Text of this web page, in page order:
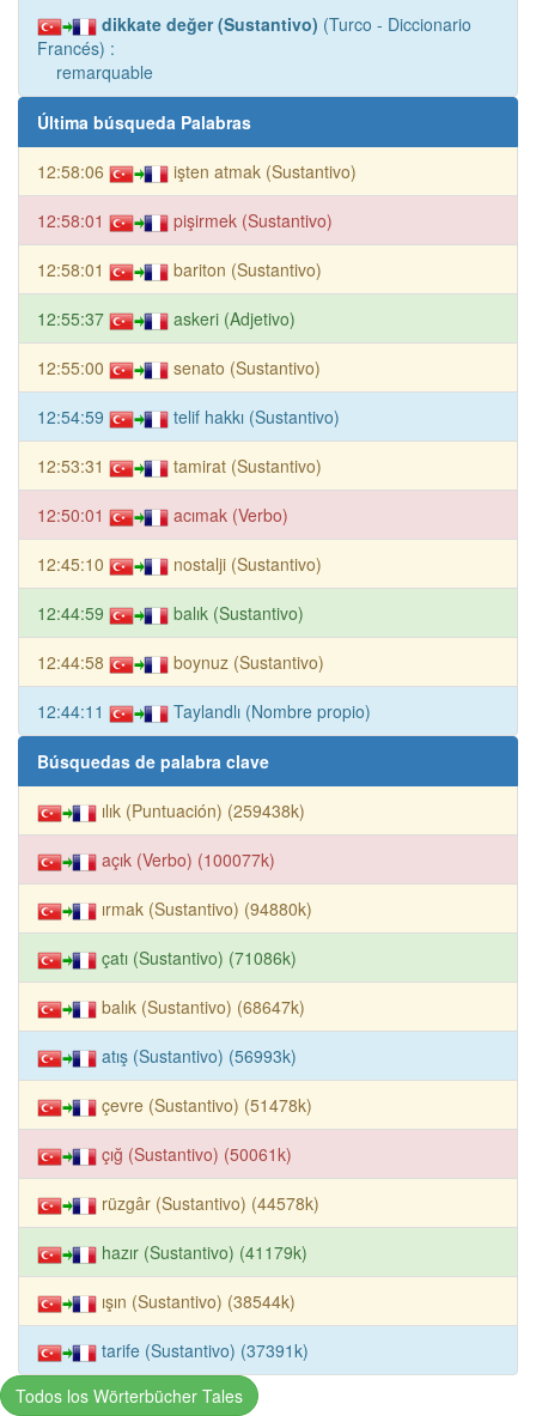
dikkate değer (Sustantivo) (Turco - Diccionario
Francés) :
remarquable
Última búsqueda Palabras
12:58:06 işten atmak (Sustantivo)
12:58:01 pişirmek (Sustantivo)
12:58:01 bariton (Sustantivo)
12:55:37 askeri (Adjetivo)
12:55:00 senato (Sustantivo)
12:54:59 telif hakkı (Sustantivo)
12:53:31 tamirat (Sustantivo)
12:50:01 acımak (Verbo)
12:45:10 nostalji (Sustantivo)
12:44:59 balık (Sustantivo)
12:44:58 boynuz (Sustantivo)
12:44:11 Taylandlı (Nombre propio)
Búsquedas de palabra clave
ılık (Puntuación) (259438k)
açık (Verbo) (100077k)
ırmak (Sustantivo) (94880k)
çatı (Sustantivo) (71086k)
balık (Sustantivo) (68647k)
atış (Sustantivo) (56993k)
çevre (Sustantivo) (51478k)
çığ (Sustantivo) (50061k)
rüzgâr (Sustantivo) (44578k)
hazır (Sustantivo) (41179k)
ışın (Sustantivo) (38544k)
tarife (Sustantivo) (37391k)
Todos los Wörterbücher Tales